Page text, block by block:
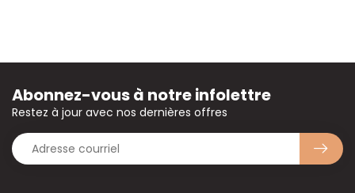
Abonnez-vous à notre infolettre
Restez à jour avec nos dernières offres